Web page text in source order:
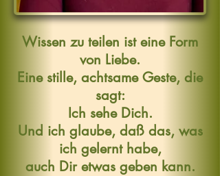
Wissen zu teilen ist eine Form
von Liebe.
Eine stille, achtsame Geste, die
sagt:
Ich sehe Dich.
Und ich glaube, daß das, was
ich gelernt habe,
auch Dir etwas geben kann.